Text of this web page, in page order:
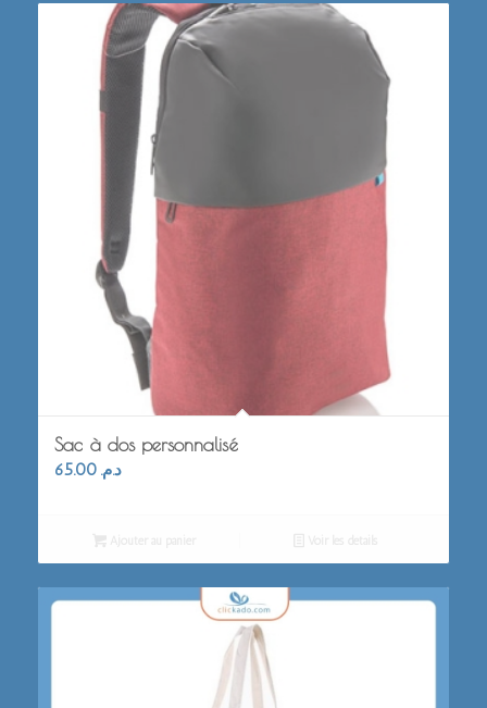
Sac à dos personnalisé
د.م. 65.00